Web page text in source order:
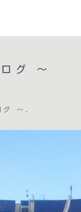
グ ～
グ ～.